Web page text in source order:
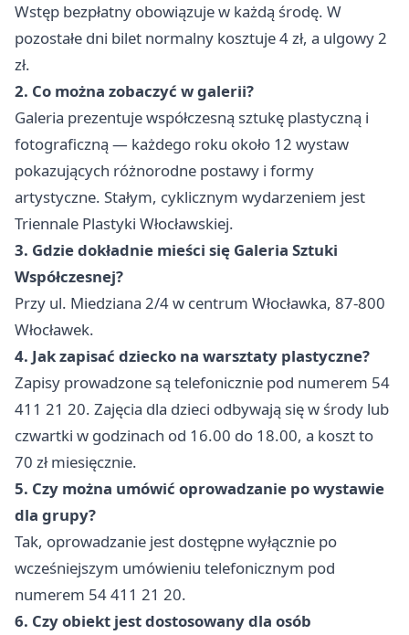
Wstęp bezpłatny obowiązuje w każdą środę. W
pozostałe dni bilet normalny kosztuje 4 zł, a ulgowy 2
zł.
2. Co można zobaczyć w galerii?
Galeria prezentuje współczesną sztukę plastyczną i
fotograficzną — każdego roku około 12 wystaw
pokazujących różnorodne postawy i formy
artystyczne. Stałym, cyklicznym wydarzeniem jest
Triennale Plastyki Włocławskiej.
3. Gdzie dokładnie mieści się Galeria Sztuki
Współczesnej?
Przy ul. Miedziana 2/4 w centrum Włocławka, 87-800
Włocławek.
4. Jak zapisać dziecko na warsztaty plastyczne?
Zapisy prowadzone są telefonicznie pod numerem 54
411 21 20. Zajęcia dla dzieci odbywają się w środy lub
czwartki w godzinach od 16.00 do 18.00, a koszt to
70 zł miesięcznie.
5. Czy można umówić oprowadzanie po wystawie
dla grupy?
Tak, oprowadzanie jest dostępne wyłącznie po
wcześniejszym umówieniu telefonicznym pod
numerem 54 411 21 20.
6. Czy obiekt jest dostosowany dla osób